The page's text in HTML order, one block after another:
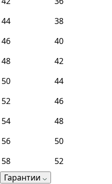
44
38
46
40
48
42
50
44
52
46
54
48
56
50
58
52
Гарантии